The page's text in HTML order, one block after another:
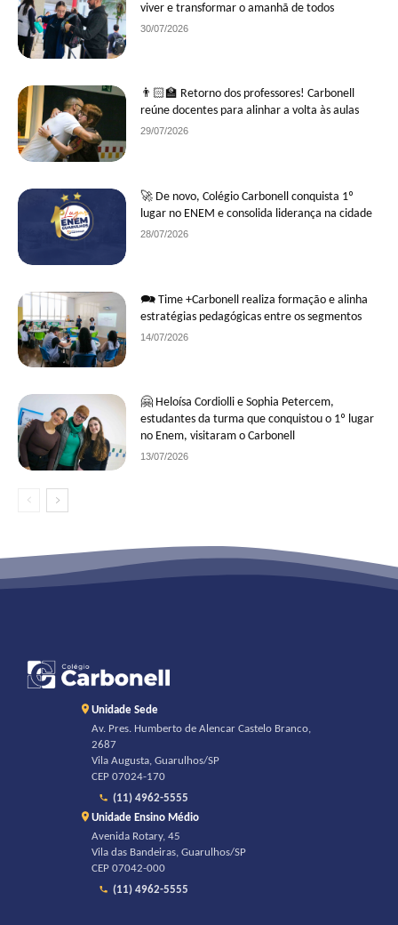
viver e transformar o amanhã de todos
30/07/2026
👨🏻‍🏫 Retorno dos professores! Carbonell
reúne docentes para alinhar a volta às aulas
29/07/2026
🚀 De novo, Colégio Carbonell conquista 1º
lugar no ENEM e consolida liderança na cidade
28/07/2026
🗪 Time +Carbonell realiza formação e alinha
estratégias pedagógicas entre os segmentos
14/07/2026
🤗 Heloísa Cordiolli e Sophia Petercem,
estudantes da turma que conquistou o 1º lugar
no Enem, visitaram o Carbonell
13/07/2026
Unidade Sede
Av. Pres. Humberto de Alencar Castelo Branco,
2687
Vila Augusta, Guarulhos/SP
CEP 07024-170
(11) 4962-5555
Unidade Ensino Médio
Avenida Rotary, 45
Vila das Bandeiras, Guarulhos/SP
CEP 07042-000
(11) 4962-5555